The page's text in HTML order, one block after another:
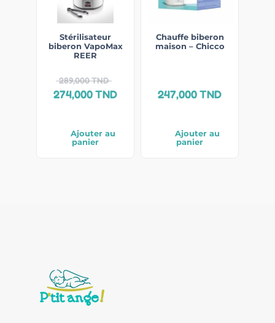
Stérilisateur
biberon VapoMax
REER
289,000TND
274,000TND
Ajouter au
panier
Chauffe biberon
maison – Chicco
247,000TND
Ajouter au
panier